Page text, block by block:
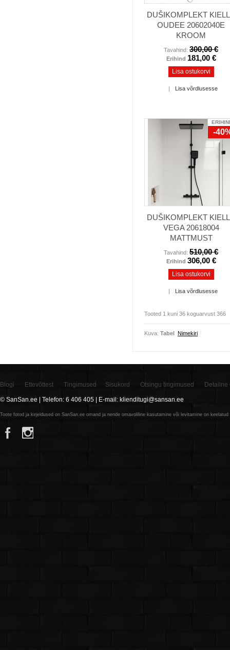
DUŠIKOMPLEKT
OUDEE 20602040E
KROOM
Tavahind: 300,00 €
Erihind 181,00 €
Lisa ostukorvi
| Lisa võrdlusesse
-
DUŠIKOMPLEKT
VEGA 20618004
MATTMUST
Tavahind: 510,00 €
Erihind 306,00 €
Lisa ostukorvi
| Lisa võrdlusesse
Tooted 1 kuni 36 koguarvust 366
Kuva: Tabel Nimekiri
Blogi Ettevõttest Tingimused Sisukord Otsingu tingimused Detailne
© SanSan.ee | Telefon: 6 406 405 | E-mail: klienditugi@sansan.ee
Toote fotod ja kirjeldused on SanSan.ee omand ja nende omavoliline kasutamine või levitamine on